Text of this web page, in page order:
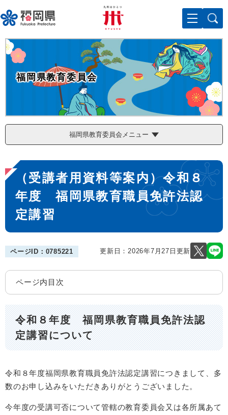
ー
ジ
の
先
メニューを飛ばして本文へ
福岡県教育委員会
福岡県教育委員会メニュー
本
文
（受講者用資料等案内）令和８
年度 福岡県教育職員免許法認
定講習
ページID：0785221 更新日：2026年7月27日更新
ページ内目次
令和８年度 福岡県教育職員免許法認
定講習について
令和８年度福岡県教育職員免許法認定講習につきまして、多
数のお申し込みをいただきありがとうございました。
今年度の受講可否について管轄の教育委員会又は各所属あて